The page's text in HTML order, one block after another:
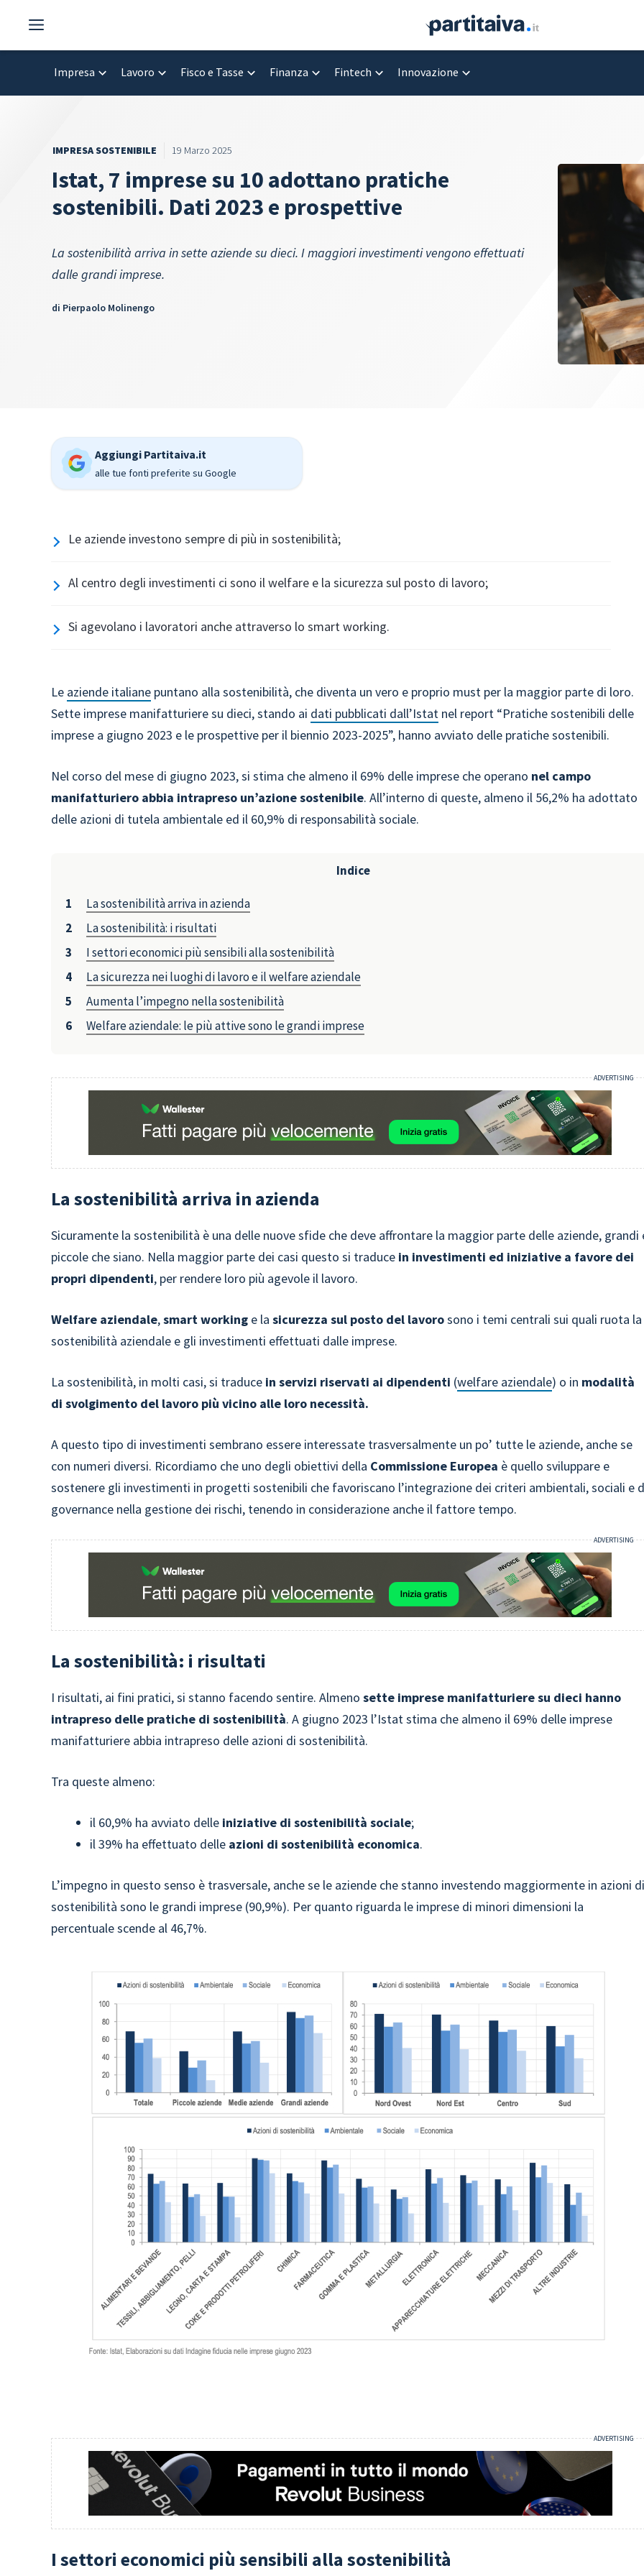
contenuto
Impresa Lavoro Fisco e Tasse Finanza Fintech Innovazione
IMPRESA SOSTENIBILE 19 Marzo 2025
Istat, 7 imprese su 10 adottano pratiche
sostenibili. Dati 2023 e prospettive
La sostenibilità arriva in sette aziende su dieci. I maggiori investimenti vengono effettuati
dalle grandi imprese.
di Pierpaolo Molinengo
Aggiungi Partitaiva.it
alle tue fonti preferite su Google
Le aziende investono sempre di più in sostenibilità;
Al centro degli investimenti ci sono il welfare e la sicurezza sul posto di lavoro;
Si agevolano i lavoratori anche attraverso lo smart working.
Le aziende italiane puntano alla sostenibilità, che diventa un vero e proprio must per la maggior parte di loro.
Sette imprese manifatturiere su dieci, stando ai dati pubblicati dall’Istat nel report “Pratiche sostenibili delle
imprese a giugno 2023 e le prospettive per il biennio 2023-2025”, hanno avviato delle pratiche sostenibili.
Nel corso del mese di giugno 2023, si stima che almeno il 69% delle imprese che operano nel campo
manifatturiero abbia intrapreso un’azione sostenibile. All’interno di queste, almeno il 56,2% ha adottato
delle azioni di tutela ambientale ed il 60,9% di responsabilità sociale.
Indice
La sostenibilità arriva in azienda
La sostenibilità: i risultati
I settori economici più sensibili alla sostenibilità
La sicurezza nei luoghi di lavoro e il welfare aziendale
Aumenta l’impegno nella sostenibilità
Welfare aziendale: le più attive sono le grandi imprese
La sostenibilità arriva in azienda
Sicuramente la sostenibilità è una delle nuove sfide che deve affrontare la maggior parte delle aziende, grandi
piccole che siano. Nella maggior parte dei casi questo si traduce in investimenti ed iniziative a favore dei
propri dipendenti, per rendere loro più agevole il lavoro.
Welfare aziendale,smart working e lasicurezza sul posto del lavorosono i temi centrali sui quali ruota la
sostenibilità aziendale e gli investimenti effettuati dalle imprese.
La sostenibilità, in molti casi, si traduce in servizi riservati ai dipendenti (welfare aziendale) o in modalità
di svolgimento del lavoro più vicino alle loro necessità.
A questo tipo di investimenti sembrano essere interessate trasversalmente un po’ tutte le aziende, anche se
con numeri diversi. Ricordiamo che uno degli obiettivi della Commissione Europea è quello sviluppare e
sostenere gli investimenti in progetti sostenibili che favoriscano l’integrazione dei criteri ambientali, sociali e
governance nella gestione dei rischi, tenendo in considerazione anche il fattore tempo.
La sostenibilità: i risultati
I risultati, ai fini pratici, si stanno facendo sentire. Almenosette imprese manifatturiere su dieci hanno
intrapreso delle pratiche di sostenibilità. A giugno 2023 l’Istat stima che almeno il 69% delle imprese
manifatturiere abbia intrapreso delle azioni di sostenibilità.
Tra queste almeno:
il 60,9% ha avviato delle iniziative di sostenibilità sociale;
il 39% ha effettuato delle azioni di sostenibilità economica.
L’impegno in questo senso è trasversale, anche se le aziende che stanno investendo maggiormente in azioni di
sostenibilità sono le grandi imprese (90,9%). Per quanto riguarda le imprese di minori dimensioni la
percentuale scende al 46,7%.
I settori economici più sensibili alla sostenibilità